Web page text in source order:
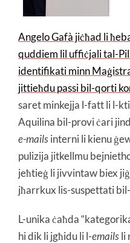
Angelo Gafà jiċħad li
quddiem lil uffiċjali tal-
identifikati minn
jittieħdu passi bil-qorti
saret minkejja l-fatt li l-
Aquilina bil-provi ċari
e-mailsinterni li kienu
pulizija jitkellmu
jeħtieġ li jivvintaw biex
jħarrkux lis-suspettati
L-unika ċaħda
hi dik li jgħidu li l-emailsli